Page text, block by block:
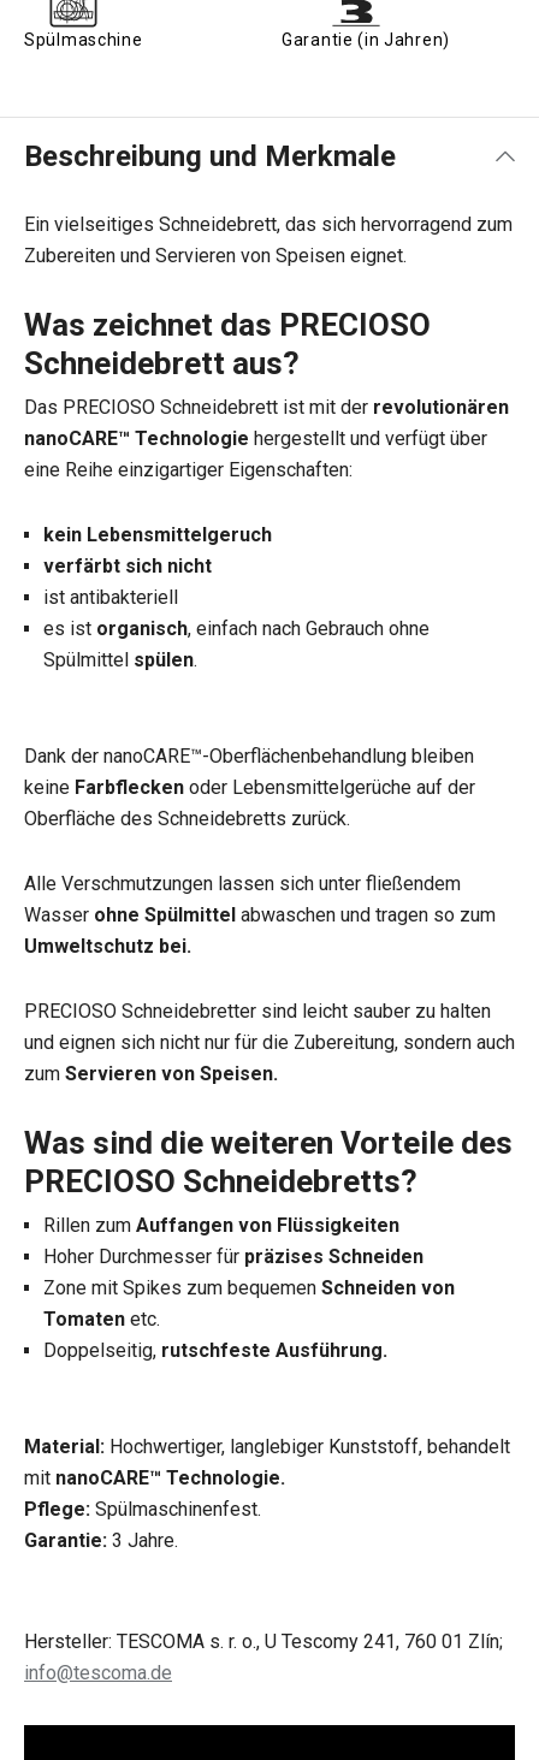
Spülmaschine Garantie (in Jahren)
Beschreibung und Merkmale
Ein vielseitiges Schneidebrett, das sich hervorragend zum
Zubereiten und Servieren von Speisen eignet.
Was zeichnet das PRECIOSO
Schneidebrett aus?
Das PRECIOSO Schneidebrett ist mit der revolutionären
nanoCARE™ Technologie hergestellt und verfügt über
eine Reihe einzigartiger Eigenschaften:
kein Lebensmittelgeruch
verfärbt sich nicht
ist antibakteriell
es ist organisch, einfach nach Gebrauch ohne
Spülmittel spülen.
Dank der nanoCARE™-Oberflächenbehandlung bleiben
keine Farbflecken oder Lebensmittelgerüche auf der
Oberfläche des Schneidebretts zurück.
Alle Verschmutzungen lassen sich unter fließendem
Wasser ohne Spülmittel abwaschen und tragen so zum
Umweltschutz bei.
PRECIOSO Schneidebretter sind leicht sauber zu halten
und eignen sich nicht nur für die Zubereitung, sondern auch
zum Servieren von Speisen.
Was sind die weiteren Vorteile des
PRECIOSO Schneidebretts?
Rillen zum Auffangen von Flüssigkeiten
Hoher Durchmesser für präzises Schneiden
Zone mit Spikes zum bequemen Schneiden von
Tomaten etc.
Doppelseitig, rutschfeste Ausführung.
Material: Hochwertiger, langlebiger Kunststoff, behandelt
mit nanoCARE™ Technologie.
Pflege: Spülmaschinenfest.
Garantie: 3 Jahre.
Hersteller: TESCOMA s. r. o., U Tescomy 241, 760 01 Zlín;
info@tescoma.de